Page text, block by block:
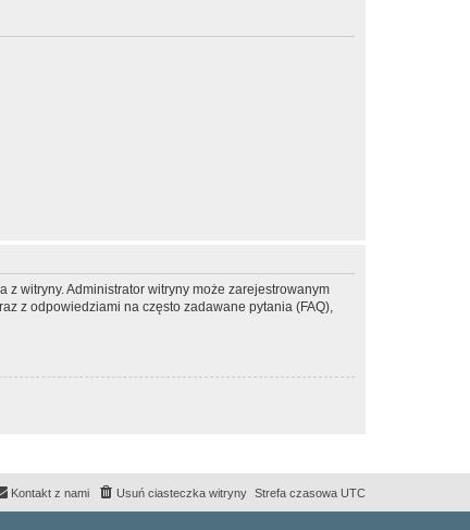
witryny. Administrator witryny może zarejestrowanym
z odpowiedziami na często zadawane pytania (FAQ),
Strefa czasowa UTC
Usuń ciasteczka witryny
Kontakt z nami